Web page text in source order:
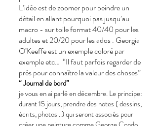
L’idée est de zoomer pour peindre un
détail en allant pourquoi pas jusqu’au
macro - sur toile format 40/40 pour les
adultes et 20/20 pour les ados . Georgia
O’Keeffe est un exemple coloré par
exemple etc… “Il faut parfois regarder de
près pour connaître la valeur des choses”
“ Journal de bord”
je vous en ai parlé en décembre. Le principe:
durant 15 jours, prendre des notes ( dessins,
écrits, photos ..) qui seront associés pour